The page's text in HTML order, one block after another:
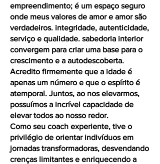
empreendimento; é um espaço seguro
onde meus valores de amor e amor são
verdadeiros. integridade, autenticidade,
serviço e qualidade. sabedoria interior
convergem para criar uma base para o
crescimento e a autodescoberta.
Acredito firmemente que a idade é
apenas um número e que o espírito é
atemporal. Juntos, ao nos elevarmos,
possuímos a incrível capacidade de
elevar todos ao nosso redor.
Como seu coach experiente, tive o
privilégio de orientar indivíduos em
jornadas transformadoras, desvendando
crenças limitantes e enriquecendo a